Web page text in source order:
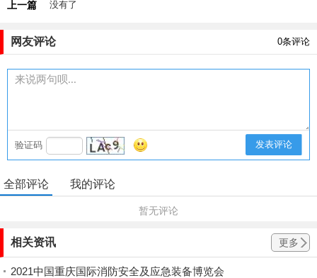
上一篇 没有了
网友评论 0条评论
验证码 发表评论
全部评论 我的评论
暂无评论
相关资讯 更多
2021中国重庆国际消防安全及应急装备博览会